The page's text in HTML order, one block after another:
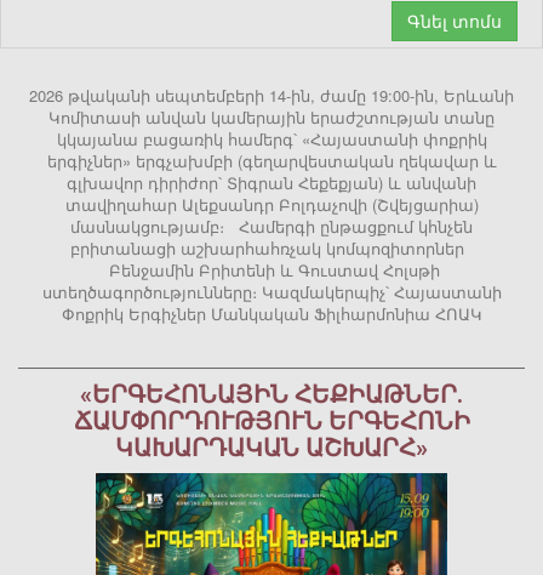
Գնել տոմս
2026 թվականի սեպտեմբերի 14-ին, ժամը 19:00-ին, Երևանի
Կոմիտասի անվան կամերային երաժշտության տանը
կկայանա բացառիկ համերգ՝ «Հայաստանի փոքրիկ
երգիչներ» երգչախմբի (գեղարվեստական ղեկավար և
գլխավոր դիրիժոր՝ Տիգրան Հեքեքյան) և անվանի
տավիղահար Ալեքսանդր Բոլդաչովի (Շվեյցարիա)
մասնակցությամբ։ Համերգի ընթացքում կհնչեն
բրիտանացի աշխարհահռչակ կոմպոզիտորներ
Բենջամին Բրիտենի և Գուստավ Հոլսթի
ստեղծագործությունները։ Կազմակերպիչ՝ Հայաստանի
Փոքրիկ Երգիչներ Մանկական Ֆիլհարմոնիա ՀՈԱԿ
«ԵՐԳԵՀՈՆԱՅԻՆ ՀԵՔԻԱԹՆԵՐ.
ՃԱՄՓՈՐԴՈՒԹՅՈՒՆ ԵՐԳԵՀՈՆԻ
ԿԱԽԱՐԴԱԿԱՆ ԱՇԽԱՐՀ»